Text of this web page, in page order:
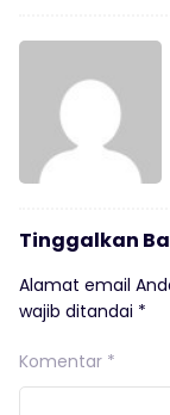
Tinggalkan
Alamat email
wajib ditandai *
Komentar *